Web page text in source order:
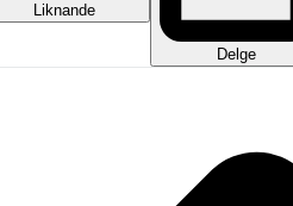
Liknande
Delge